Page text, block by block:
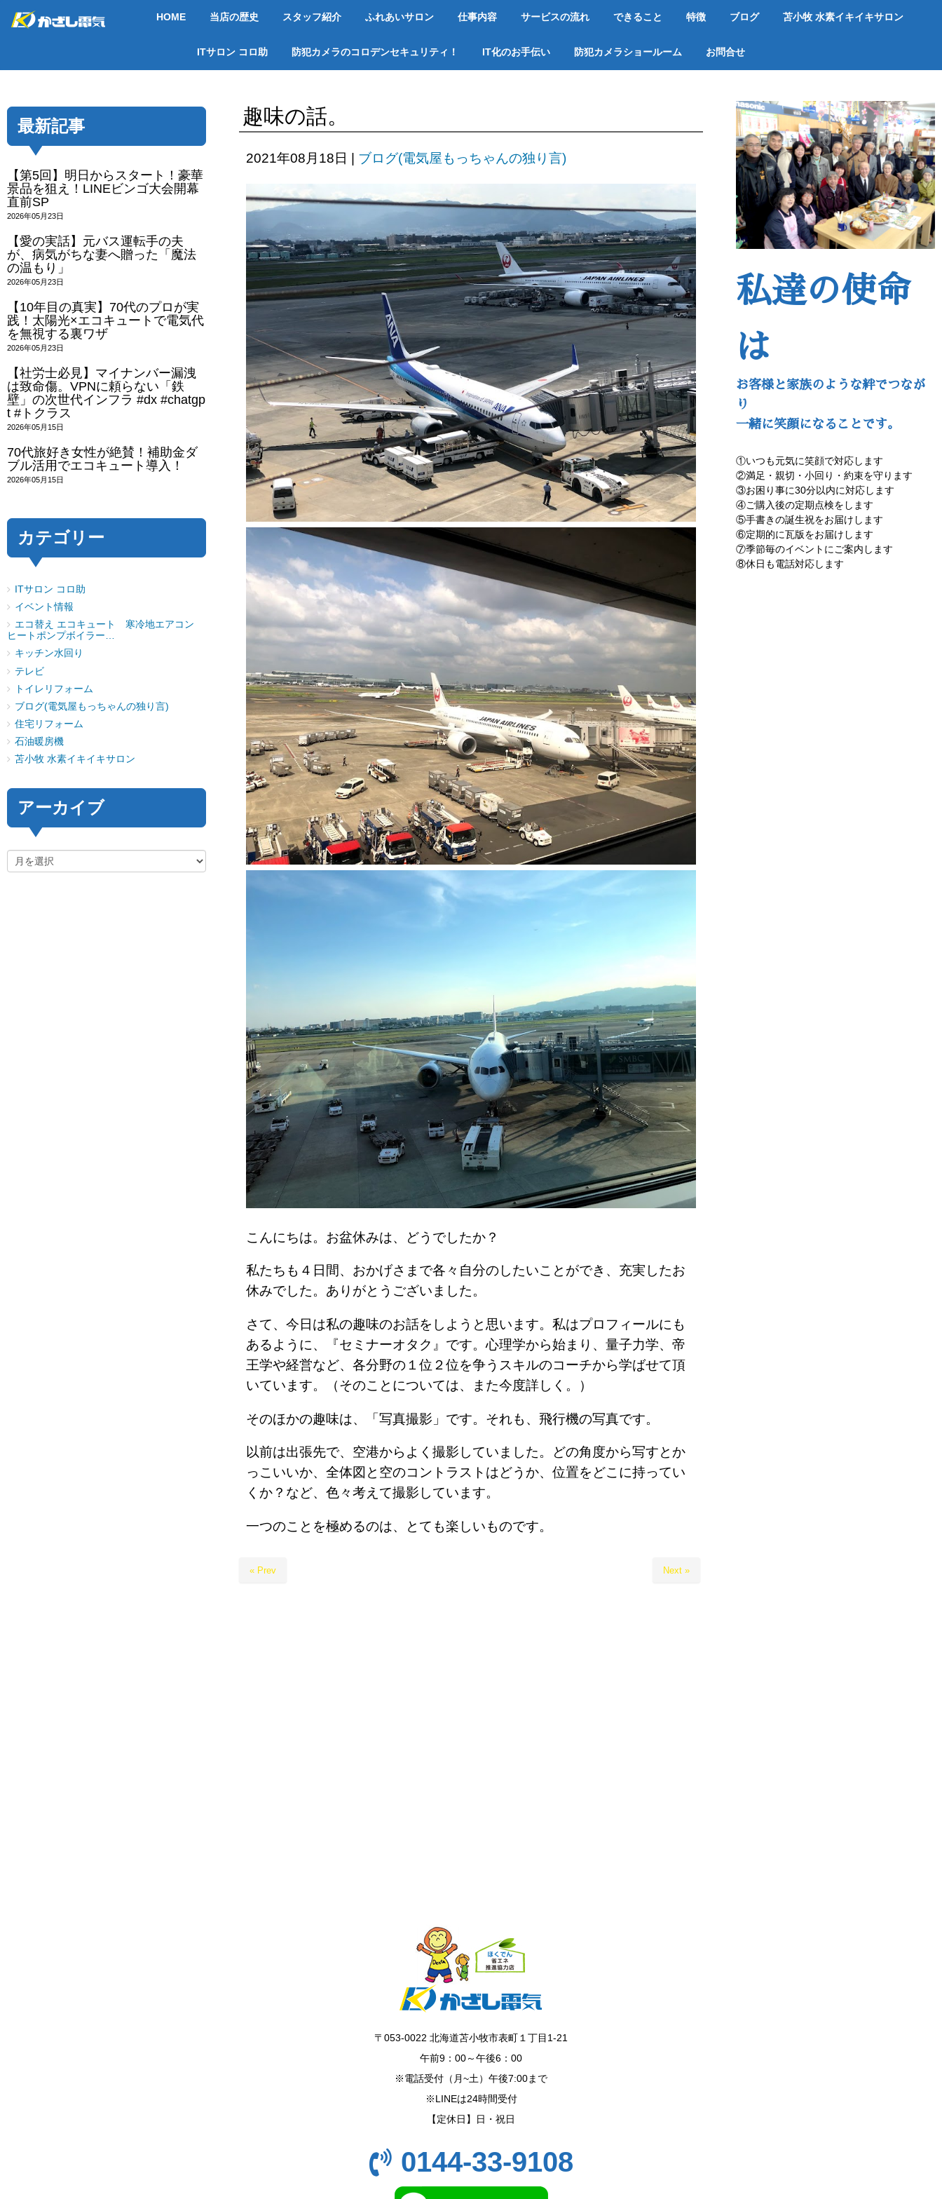
HOME 当店の歴史 スタッフ紹介 ふれあいサロン 仕事内容 サービスの流れ できること 特徴 ブログ 苫小牧 水素イキイキサロン
ITサロン コロ助 防犯カメラのコロデンセキュリティ！ IT化のお手伝い 防犯カメラショールーム お問合せ
趣味の話。
2021年08月18日 ブログ(電気屋もっちゃんの独り言)
こんにちは。お盆休みは、どうでしたか？
私たちも４日間、おかげさまで各々自分のしたいことができ、充実したお
休みでした。ありがとうございました。
さて、今日は私の趣味のお話をしようと思います。私はプロフィールにも
あるように、『セミナーオタク』です。心理学から始まり、量子力学、帝
王学や経営など、各分野の１位２位を争うスキルのコーチから学ばせて頂
いています。（そのことについては、また今度詳しく。）
そのほかの趣味は、「写真撮影」です。それも、飛行機の写真です。
以前は出張先で、空港からよく撮影していました。どの角度から写すとか
っこいいか、全体図と空のコントラストはどうか、位置をどこに持ってい
くか？など、色々考えて撮影しています。
一つのことを極めるのは、とても楽しいものです。
« Prev Next »
最新記事
【第5回】明日からスタート！豪華
景品を狙え！LINEビンゴ大会開幕
直前SP
2026年05月23日
【愛の実話】元バス運転手の夫
が、病気がちな妻へ贈った「魔法
の温もり」
2026年05月23日
【10年目の真実】70代のプロが実
践！太陽光×エコキュートで電気代
を無視する裏ワザ
2026年05月23日
【社労士必見】マイナンバー漏洩
は致命傷。VPNに頼らない「鉄
壁」の次世代インフラ #dx #chatgp
t #トクラス
2026年05月15日
70代旅好き女性が絶賛！補助金ダ
ブル活用でエコキュート導入！
2026年05月15日
カテゴリー
ITサロン コロ助
イベント情報
エコ替え エコキュート 寒冷地エアコン
ヒートポンプボイラー…
キッチン水回り
テレビ
トイレリフォーム
ブログ(電気屋もっちゃんの独り言)
住宅リフォーム
石油暖房機
苫小牧 水素イキイキサロン
アーカイブ
私達の使命
は
お客様と家族のような絆でつなが
り
一緒に笑顔になることです。
①いつも元気に笑顔で対応します
②満足・親切・小回り・約束を守ります
③お困り事に30分以内に対応します
④ご購入後の定期点検をします
⑤手書きの誕生祝をお届けします
⑥定期的に瓦版をお届けします
⑦季節毎のイベントにご案内します
⑧休日も電話対応します
〒053-0022 北海道苫小牧市表町１丁目1-21
午前9：00～午後6：00
※電話受付（月~土）午後7:00まで
※LINEは24時間受付
【定休日】日・祝日
0144-33-9108